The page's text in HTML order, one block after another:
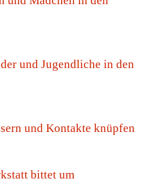
und Jugendliche in den
und Kontakte knüpfen
bittet um